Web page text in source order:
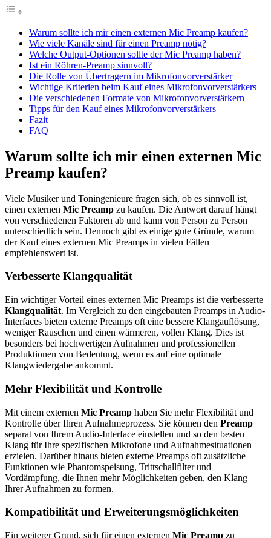
Warum sollte ich mir einen externen Mic Preamp kaufen?
Wie viele Kanäle sind für einen Preamp nötig?
Welche Output-Optionen sollte der Mic Preamp haben?
Ist ein Röhren-Preamp sinnvoll?
Die Rolle von Übertragern im Mikrofonvorverstärker
Wichtige Kriterien beim Kauf eines Mikrofonvorverstärkers
Die verschiedenen Formate von Mikrofonvorverstärkern
Tipps für den Kauf eines Mikrofonvorverstärkers
Fazit
FAQ
Warum sollte ich mir einen externen Mic
Preamp kaufen?
Viele Musiker und Toningenieure fragen sich, ob es sinnvoll ist,
einen externen Mic Preamp zu kaufen. Die Antwort darauf hängt
von verschiedenen Faktoren ab und kann von Person zu Person
unterschiedlich sein. Dennoch gibt es einige gute Gründe, warum
der Kauf eines externen Mic Preamps in vielen Fällen
empfehlenswert ist.
Verbesserte Klangqualität
Ein wichtiger Vorteil eines externen Mic Preamps ist die verbesserte
Klangqualität. Im Vergleich zu den eingebauten Preamps in Audio-
Interfaces bieten externe Preamps oft eine bessere Klangauflösung,
weniger Rauschen und einen wärmeren, vollen Klang. Dies ist
besonders bei hochwertigen Aufnahmen und professionellen
Produktionen von Bedeutung, wenn es auf eine optimale
Klangwiedergabe ankommt.
Mehr Flexibilität und Kontrolle
Mit einem externen Mic Preamp haben Sie mehr Flexibilität und
Kontrolle über Ihren Aufnahmeprozess. Sie können den Preamp
separat von Ihrem Audio-Interface einstellen und so den besten
Klang für Ihre spezifischen Mikrofone und Aufnahmesituationen
erzielen. Darüber hinaus bieten externe Preamps oft zusätzliche
Funktionen wie Phantomspeisung, Trittschallfilter und
Vordämpfung, die Ihnen mehr Möglichkeiten geben, den Klang
Ihrer Aufnahmen zu formen.
Kompatibilität und Erweiterungsmöglichkeiten
Ein weiterer Grund, sich für einen externen Mic Preamp zu